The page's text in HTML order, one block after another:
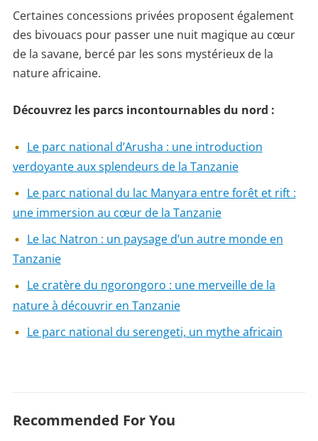
Certaines concessions privées proposent également
des bivouacs pour passer une nuit magique au cœur
de la savane, bercé par les sons mystérieux de la
nature africaine.
Découvrez les parcs incontournables du nord :
Le parc national d’Arusha : une introduction
verdoyante aux splendeurs de la Tanzanie
Le parc national du lac Manyara entre forêt et rift :
une immersion au cœur de la Tanzanie
Le lac Natron : un paysage d’un autre monde en
Tanzanie
Le cratère du ngorongoro : une merveille de la
nature à découvrir en Tanzanie
Le parc national du serengeti, un mythe africain
Recommended For You